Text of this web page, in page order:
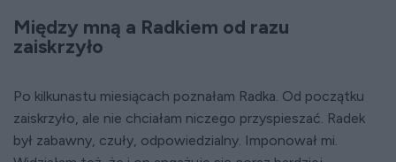
Między mną a Radkiem od razu
zaiskrzyło
Po kilkunastu miesiącach poznałam Radka. Od początku
zaiskrzyło, ale nie chciałam niczego przyspieszać. Radek
był zabawny, czuły, odpowiedzialny. Imponował mi.